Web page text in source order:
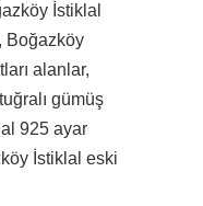
İstiklal
Boğazköy
alanlar,
gümüş
925 ayar
İstiklal eski